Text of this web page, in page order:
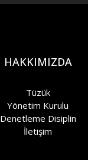
HAKKIMIZDA
Tüzük
Yönetim Kurulu
Denetleme Disiplin
İletişim